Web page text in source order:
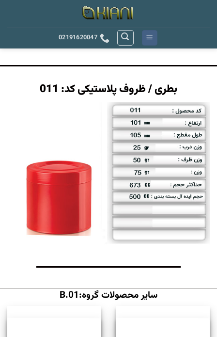
02191620047
بطری / ظروف پلاستیکی کد: 011
سایر محصولات گروه:B.01